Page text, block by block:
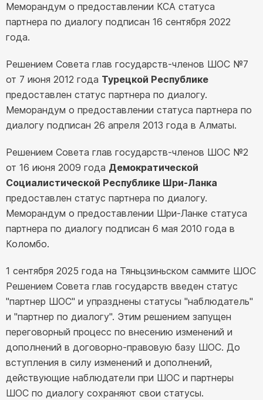
Меморандум о предоставлении КСА статуса
партнера по диалогу подписан 16 сентября 2022
года.
Решением Совета глав государств-членов ШОС №7
от 7 июня 2012 года Турецкой Республике
предоставлен статус партнера по диалогу.
Меморандум о предоставлении статуса партнера по
диалогу подписан 26 апреля 2013 года в Алматы.
Решением Совета глав государств-членов ШОС №2
от 16 июня 2009 года Демократической
Социалистической Республике Шри-Ланка
предоставлен статус партнера по диалогу.
Меморандум о предоставлении Шри-Ланке статуса
партнера по диалогу подписан 6 мая 2010 года в
Коломбо.
1 сентября 2025 года на Тяньцзиньском саммите ШОС
Решением Совета глав государств введен статус
"партнер ШОС" и упразднены статусы "наблюдатель"
и "партнер по диалогу". Этим решением запущен
переговорный процесс по внесению изменений и
дополнений в договорно-правовую базу ШОС. До
вступления в силу изменений и дополнений,
действующие наблюдатели при ШОС и партнеры
ШОС по диалогу сохраняют свои статусы.